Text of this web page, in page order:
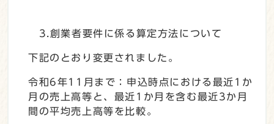
3.創業者要件に係る算定方法について
下記のとおり変更されました。
令和6年11月まで：申込時点における最近1か
月の売上高等と、最近1か月を含む最近3か月
間の平均売上高等を比較。